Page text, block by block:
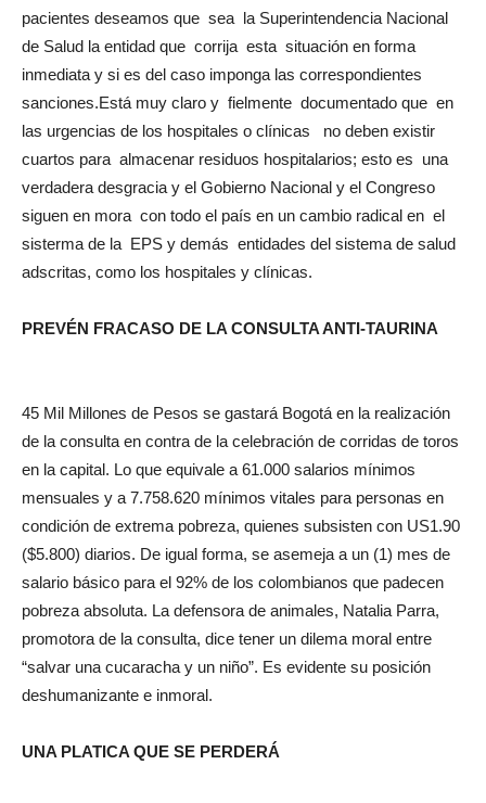
pacientes deseamos que sea la Superintendencia Nacional
de Salud la entidad que corrija esta situación en forma
inmediata y si es del caso imponga las correspondientes
sanciones.Está muy claro y fielmente documentado que en
las urgencias de los hospitales o clínicas no deben existir
cuartos para almacenar residuos hospitalarios; esto es una
verdadera desgracia y el Gobierno Nacional y el Congreso
siguen en mora con todo el país en un cambio radical en el
sisterma de la EPS y demás entidades del sistema de salud
adscritas, como los hospitales y clínicas.
PREVÉN FRACASO DE LA CONSULTA ANTI-TAURINA
45 Mil Millones de Pesos se gastará Bogotá en la realización
de la consulta en contra de la celebración de corridas de toros
en la capital. Lo que equivale a 61.000 salarios mínimos
mensuales y a 7.758.620 mínimos vitales para personas en
condición de extrema pobreza, quienes subsisten con US1.90
($5.800) diarios. De igual forma, se asemeja a un (1) mes de
salario básico para el 92% de los colombianos que padecen
pobreza absoluta. La defensora de animales, Natalia Parra,
promotora de la consulta, dice tener un dilema moral entre
“salvar una cucaracha y un niño”. Es evidente su posición
deshumanizante e inmoral.
UNA PLATICA QUE SE PERDERÁ